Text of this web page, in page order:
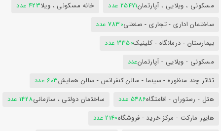
مسکونی ، ویلایی ، آپارتمان25471 عدد خانه مسکونی ، ویلا423 عدد
ساختمان اداری - تجاری - صنعتی7830 عدد
بیمارستان - درمانگاه - کلینیک3350 عدد
مسکونی - ویلایی - آپارتمانعدد
تئاتر چند منظوره - سینما - سالن کنفرانس - سالن همایش603 عدد
هتل - رستوران - اقامتگاه5486 عدد ساختمان دولتی ، سازمانی1428 عدد
هایپر مارکت - مرکز خرید - فروشگاه2140 عدد